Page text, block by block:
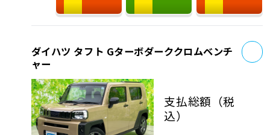
ダイハツ タフト Gターボダーククロムベンチ
ャー
支払総額 （税
込）